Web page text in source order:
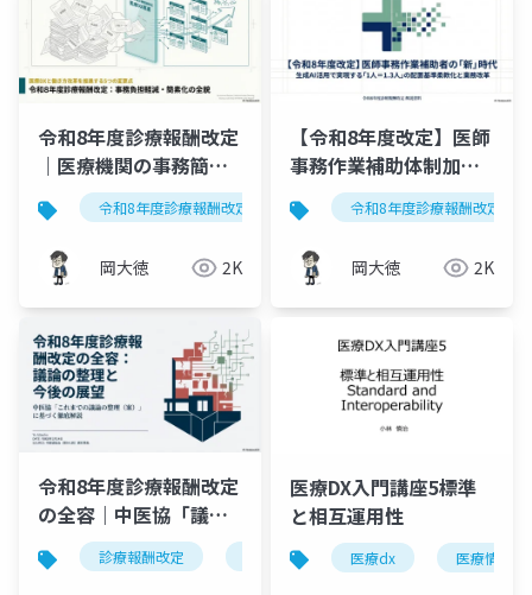
令和8年度診療報酬改定
｜医療機関の事務簡素
化・効率化5つのポイン
ト
令和8年度診療報酬改定 事務簡素化 医療dx
岡大徳 2K
【令和8年度改定】医師
事務作業補助体制加算
の見直し｜生成AI活用
で配置基準が柔軟化
令和8年度診療報酬改定
岡大徳 2K
令和8年度診療報酬改定
の全容｜中医協「議論
の整理（案）」徹底解
説
診療報酬改定 令和8年度 中医協 医療経営
医療DX入門講座5標準
と相互運用性
医療dx 医療情報標